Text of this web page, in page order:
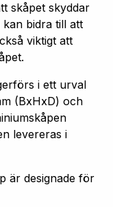
skåpet skyddar
bidra till att
viktigt att
i ett urval
(BxHxD) och
levereras i
är designade för